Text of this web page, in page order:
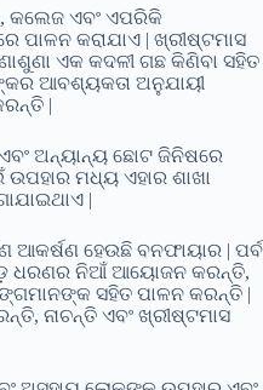
କଲେଜ ଏବଂ ଏପରିକି
ପାଳନ କରାଯାଏ | ଖ୍ରୀଷ୍ଟମାସ
ଏକ କଦଳୀ ଗଛ କିଣିବା ସହିତ
ଆବଶ୍ୟକତା ଅନୁଯାୟୀ
|
ଅନ୍ୟାନ୍ୟ ଛୋଟ ଜିନିଷରେ
ଉପହାର ମଧ୍ୟ ଏହାର ଶାଖା
|
ହେଉଛି ବନଫାୟାର | ପର୍ବ
ଧରଣର ନିଆଁ ଆୟୋଜନ କରନ୍ତି,
ସହିତ ପାଳନ କରନ୍ତି |
ନାଚନ୍ତି ଏବଂ ଖ୍ରୀଷ୍ଟମାସ